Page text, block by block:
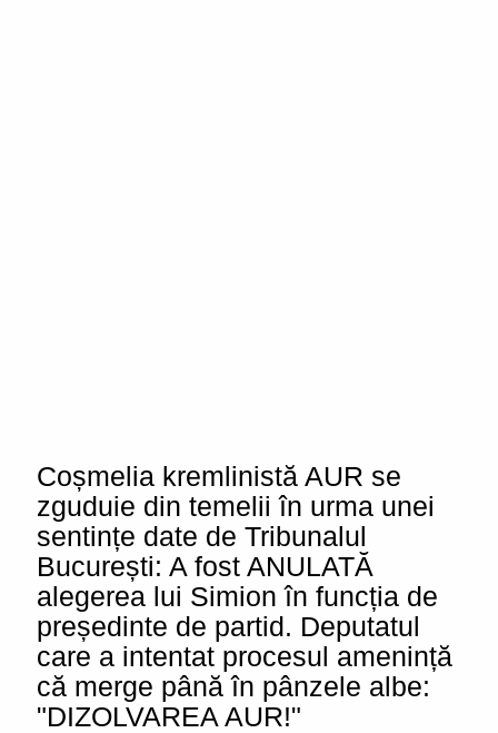
Coșmelia kremlinistă AUR se
zguduie din temelii în urma unei
sentințe date de Tribunalul
București: A fost ANULATĂ
alegerea lui Simion în funcția de
președinte de partid. Deputatul
care a intentat procesul amenință
că merge până în pânzele albe:
"DIZOLVAREA AUR!"